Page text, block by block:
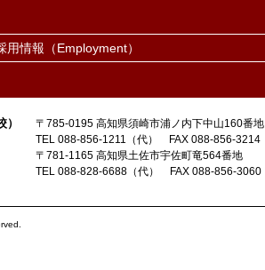
用情報 （Employment）
〒785-0195 高知県須崎市浦ノ内下中山160番地
TEL 088-856-1211（代） FAX 088-856-3214
〒781-1165 高知県土佐市宇佐町竜564番地
TEL 088-828-6688（代） FAX 088-856-3060